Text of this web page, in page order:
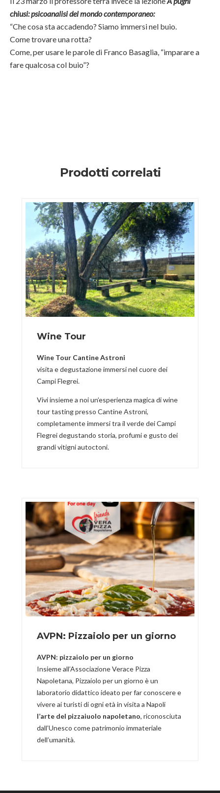
chiusi: psicoanalisi del mondo contemporaneo:
“Che cosa sta accadendo? Siamo immersi nel buio.
Come trovare una rotta?
Come, per usare le parole di Franco Basaglia, “imparare a
fare qualcosa col buio”?
Prodotti correlati
Wine Tour
Wine Tour Cantine Astroni
visita e degustazione immersi nel cuore dei
Campi Flegrei.
Vivi insieme a noi un’esperienza magica di wine
tour tasting presso Cantine Astroni,
completamente immersi tra il verde dei Campi
Flegrei degustando storia, profumi e gusto dei
grandi vitigni autoctoni.
AVPN: Pizzaiolo per un giorno
AVPN: pizzaiolo per un giorno
Insieme all’Associazione Verace Pizza
Napoletana, Pizzaiolo per un giorno è un
laboratorio didattico ideato per far conoscere e
vivere ai turisti di ogni età in visita a Napoli
l’arte del pizzaiuolo napoletano, riconosciuta
dall’Unesco come patrimonio immateriale
dell’umanità.